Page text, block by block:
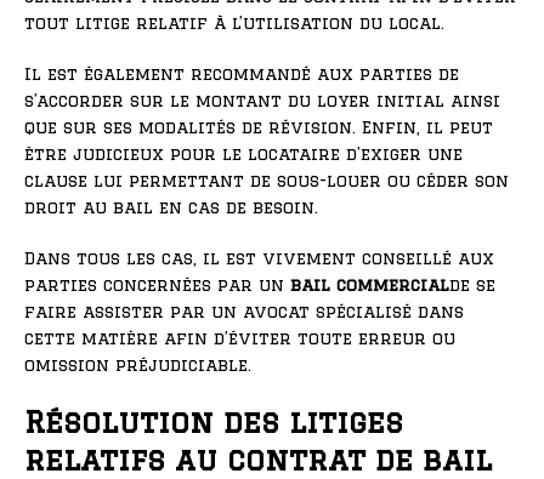
tout litige relatif à l’utilisation du local.
Il est également recommandé aux parties de
s’accorder sur le montant du loyer initial ainsi
que sur ses modalités de révision. Enfin, il peut
être judicieux pour le locataire d’exiger une
clause lui permettant de sous-louer ou céder son
droit au bail en cas de besoin.
Dans tous les cas, il est vivement conseillé aux
parties concernées par un bail commercialde se
faire assister par un avocat spécialisé dans
cette matière afin d’éviter toute erreur ou
omission préjudiciable.
Résolution des litiges
relatifs au contrat de bail